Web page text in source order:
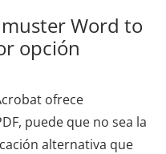
Word to
opción
ofrece
puede que no sea la
alternativa que